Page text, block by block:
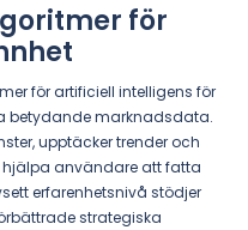
för
för artificiell intelligens för
betydande marknadsdata.
upptäcker trender och
hjälpa användare att fatta
erfarenhetsnivå stödjer
strategiska